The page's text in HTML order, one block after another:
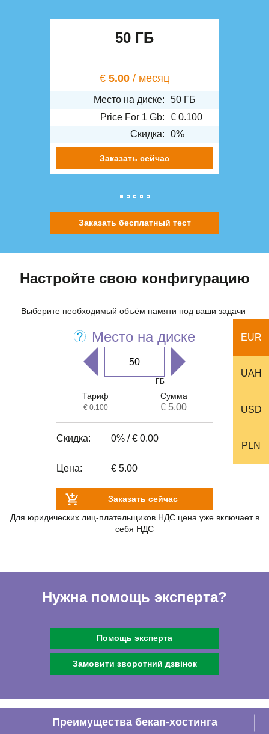
50 ГБ
€ 5.00 / месяц
Место на диске:
50 ГБ
Price For 1 Gb:
€ 0.100
Скидка:
0%
Заказать сейчас
Заказать бесплатный тест
Настройте свою конфигурацию
Выберите необходимый объём памяти под ваши задачи
Место на диске
ГБ
Тариф
€ 0.100
Сумма
€ 5.00
Скидка: 0% /€ 0.00
Цена: € 5.00
Заказать сейчас
EUR
UAH
USD
PLN
Для юридических лиц-плательщиков НДС цена уже включает в
себя НДС
Нужна помощь эксперта?
Помощь эксперта
Замовити зворотний дзвінок
Преимущества бекап-хостинга